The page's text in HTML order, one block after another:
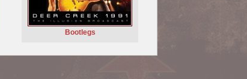
Bootlegs